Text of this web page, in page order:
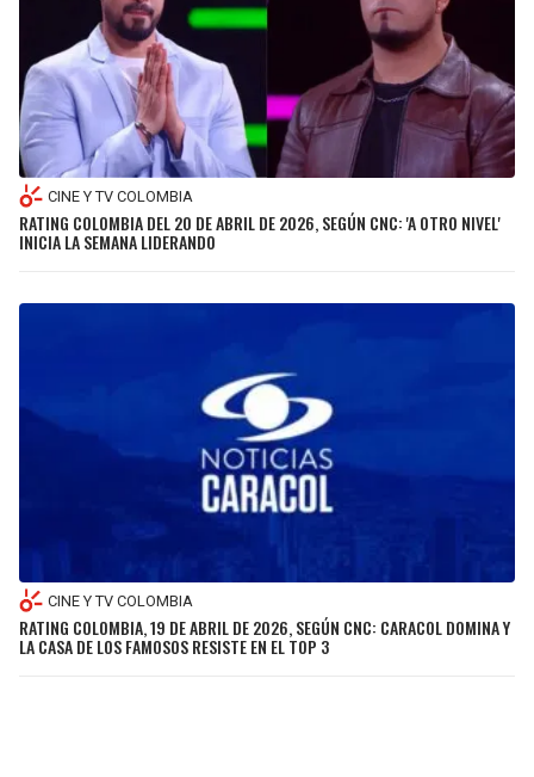
CINE Y TV COLOMBIA
RATING COLOMBIA DEL 20 DE ABRIL DE 2026, SEGÚN CNC: 'A OTRO NIVEL'
INICIA LA SEMANA LIDERANDO
CINE Y TV COLOMBIA
RATING COLOMBIA, 19 DE ABRIL DE 2026, SEGÚN CNC: CARACOL DOMINA Y
LA CASA DE LOS FAMOSOS RESISTE EN EL TOP 3